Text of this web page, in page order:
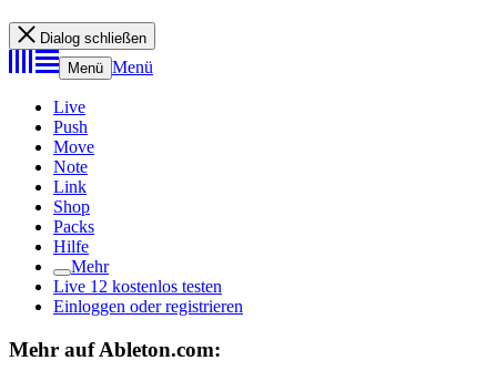
Dialog schließen
Menü Menü
Live
Push
Move
Note
Link
Shop
Packs
Hilfe
Mehr
Live 12 kostenlos testen
Einloggen oder registrieren
Mehr auf Ableton.com: